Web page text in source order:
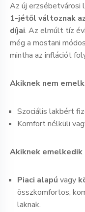
Az új erzsébetvárosi
1-jétől változnak
díjai. Az elmúlt tíz
még a mostani
mintha az inflációt
Akiknek nem
Szociális lakbért
Komfort nélküli
Akiknek
Piaci alapú vagy
összkomfortos,
laknak.